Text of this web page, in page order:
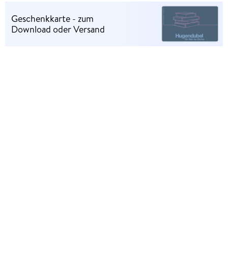
Geschenkkarte - zum
Download oder Versand